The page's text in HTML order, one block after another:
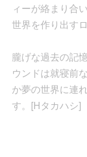
ィーが絡まり合
世界を作り出す
朧げな過去の記
ウンドは就寝前
か夢の世界に連
す。[Hタカハシ]